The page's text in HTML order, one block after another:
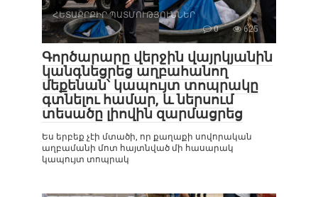
ՀԵՏԱՔՐՔԻՐ ՊԱՏՄՈՒԹՅՈՒՆՆԵՐ
0
625
Գործարարը վերջին վայրկյանին
կանգնեցրեց աղբահանող
մեքենան՝ կապույտ տոպրակը
գտնելու համար, և ներսում
տեսածը լիովին զարմացրեց
Ես երբեք չէի մտածի, որ քաղաքի սովորական
աղբամանի մոտ հայտնված մի հասարակ
կապույտ տոպրակ